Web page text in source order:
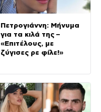
Πετρογιάννη: Μήνυμα
για τα κιλά της –
«Επιτέλους, με
ζύγισες ρε φίλε!»